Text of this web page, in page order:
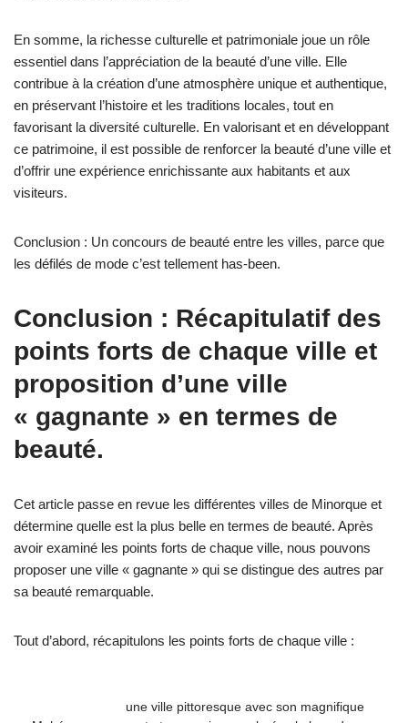
En somme, la richesse culturelle et patrimoniale joue un rôle
essentiel dans l’appréciation de la beauté d’une ville. Elle
contribue à la création d’une atmosphère unique et authentique,
en préservant l’histoire et les traditions locales, tout en
favorisant la diversité culturelle. En valorisant et en développant
ce patrimoine, il est possible de renforcer la beauté d’une ville et
d’offrir une expérience enrichissante aux habitants et aux
visiteurs.
Conclusion : Un concours de beauté entre les villes, parce que
les défilés de mode c’est tellement has-been.
Conclusion : Récapitulatif des
points forts de chaque ville et
proposition d’une ville
« gagnante » en termes de
beauté.
Cet article passe en revue les différentes villes de Minorque et
détermine quelle est la plus belle en termes de beauté. Après
avoir examiné les points forts de chaque ville, nous pouvons
proposer une ville « gagnante » qui se distingue des autres par
sa beauté remarquable.
Tout d’abord, récapitulons les points forts de chaque ville :
une ville pittoresque avec son magnifique